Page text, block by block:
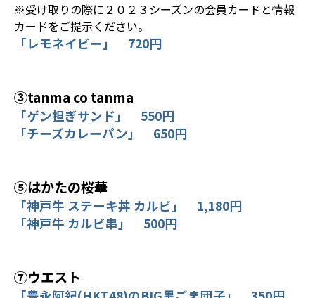
※受け取りの際に２０２３シーズンの会員カードと情報
カードをご提示ください。
「レモネイビー」 720円
③tanma co tanma
「ゲン担ぎサンド」 550円
「チーズカレーパン」 650円
⑤はかたの桜華
「神戸牛 ステーキ丼 カルビ」 1,180円
「神戸牛 カルビ串」 500円
⑦ウエスト